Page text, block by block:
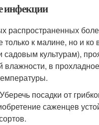
инфекции
распространенных
только к малине, но и ко
садовым культурам),
в
посадки от
саженцев